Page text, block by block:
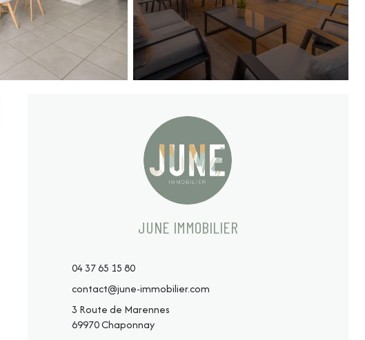
JUNE IMMOBILIER
04 37 65 15 80
contact@june-immobilier.com
3 Route de Marennes
69970 Chaponnay